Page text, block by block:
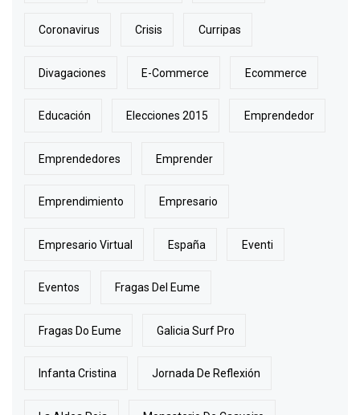
Coronavirus Crisis Curripas
Divagaciones E-Commerce Ecommerce
Educación Elecciones 2015 Emprendedor
Emprendedores Emprender
Emprendimiento Empresario
Empresario Virtual España Eventi
Eventos Fragas Del Eume
Fragas Do Eume Galicia Surf Pro
Infanta Cristina Jornada De Reflexión